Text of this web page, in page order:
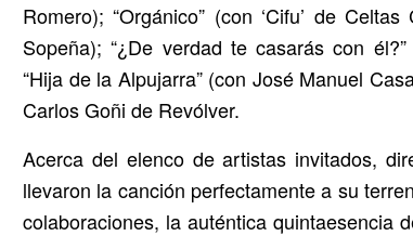
Romero); “Orgánico” (con ‘Cifu’ de
Sopeña); “¿De verdad te casarás con
“Hija de la Alpujarra” (con José Manuel
Carlos Goñi de Revólver.
Acerca del elenco de artistas invitados,
llevaron la canción perfectamente a su
colaboraciones, la auténtica quintaesencia